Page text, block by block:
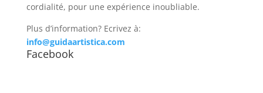
cordialité, pour une expérience inoubliable.
Plus d’information? Ecrivez à:
info@guidaartistica.com
Facebook